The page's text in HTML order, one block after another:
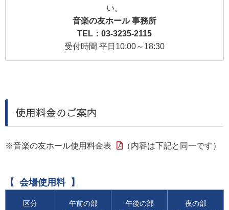
い。
音楽の友ホール 事務所
TEL：03-3235-2115
受付時間 平日10:00～18:30
使用料金のご案内
※音楽の友ホール使用料金表 （内容は下記と同一です）
会場使用料
区分
午前の部
午後の部
夜の部